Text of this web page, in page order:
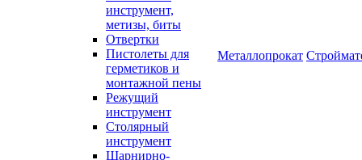
инструмент,
метизы, биты
Отвертки
Пистолеты для
герметиков и
монтажной пены
Режущий
инструмент
Столярный
инструмент
Шарнирно-
Металлопрокат